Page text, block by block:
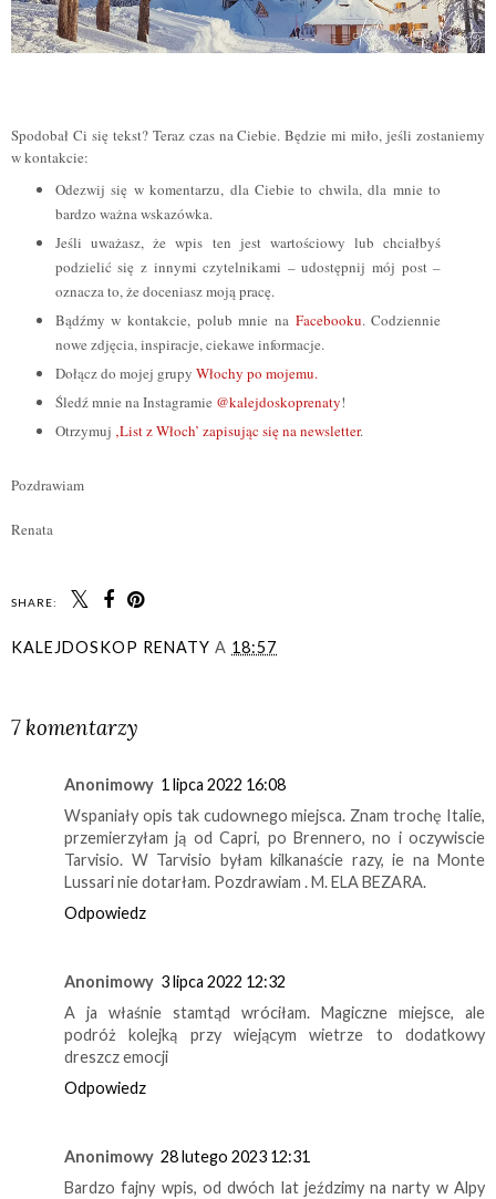
Spodobał Ci się tekst? Teraz czas na Ciebie. Będzie mi miło, jeśli zostaniemy
w kontakcie:
Odezwij się w komentarzu, dla Ciebie to chwila, dla mnie to
bardzo ważna wskazówka.
Jeśli uważasz, że wpis ten jest wartościowy lub chciałbyś
podzielić się z innymi czytelnikami – udostępnij mój post –
oznacza to, że doceniasz moją pracę.
Bądźmy w kontakcie, polub mnie na Facebooku. Codziennie
nowe zdjęcia, inspiracje, ciekawe informacje.
Dołącz do mojej grupy Włochy po mojemu.
Śledź mnie na Instagramie @kalejdoskoprenaty!
Otrzymuj ‚List z Włoch’ zapisując się na newsletter.
Pozdrawiam
Renata
SHARE:
KALEJDOSKOP RENATY A 18:57
7 komentarzy
Anonimowy 1 lipca 2022 16:08
Wspaniały opis tak cudownego miejsca. Znam trochę Italie,
przemierzyłam ją od Capri, po Brennero, no i oczywiscie
Tarvisio. W Tarvisio byłam kilkanaście razy, ie na Monte
Lussari nie dotarłam. Pozdrawiam . M. ELA BEZARA.
Odpowiedz
Anonimowy 3 lipca 2022 12:32
A ja właśnie stamtąd wróciłam. Magiczne miejsce, ale
podróż kolejką przy wiejącym wietrze to dodatkowy
dreszcz emocji
Odpowiedz
Anonimowy 28 lutego 2023 12:31
Bardzo fajny wpis, od dwóch lat jeździmy na narty w Alpy